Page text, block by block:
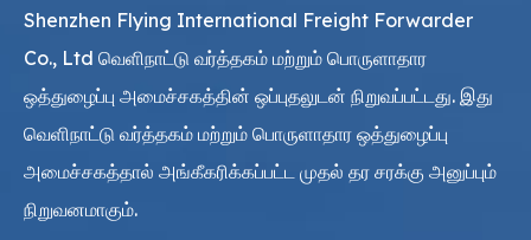
Shenzhen Flying International Freight Forwarder
Co., Ltd வெளிநாட்டு வர்த்தகம் மற்றும் பொருளாதார
ஒத்துழைப்பு அமைச்சகத்தின் ஒப்புதலுடன் நிறுவப்பட்டது. இது
வெளிநாட்டு வர்த்தகம் மற்றும் பொருளாதார ஒத்துழைப்பு
அமைச்சகத்தால் அங்கீகரிக்கப்பட்ட முதல் தர சரக்கு அனுப்பும்
நிறுவனமாகும்.